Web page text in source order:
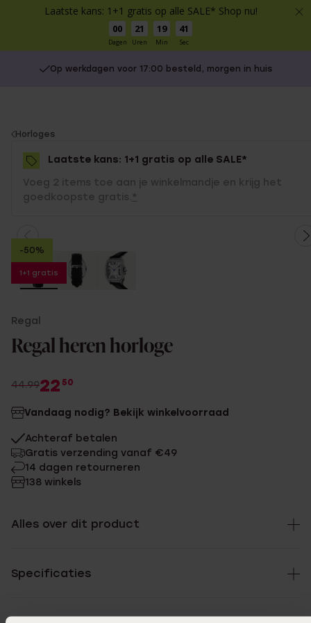
Laatste kans: 1+1 gratis op alle SALE* Shop nu!
00
Dagen
21
Uren
19
Min
41
Sec
Op werkdagen voor 17:00 besteld, morgen in huis
You
are
here:
Horloges
Laatste kans: 1+1 gratis op alle SALE*
Voeg 2 items toe aan je winkelmandje en krijg het
goedkoopste gratis. *
-50%
1+1 gratis
Regal
Regal heren horloge
44.9922 50
Vandaag nodig? Bekijk winkelvoorraad
Achteraf betalen
Gratis verzending vanaf €49
14 dagen retourneren
138 winkels
Alles over dit product
Specificaties